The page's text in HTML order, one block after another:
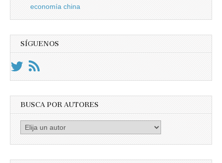
economía china
SÍGUENOS
BUSCA POR AUTORES
Busca